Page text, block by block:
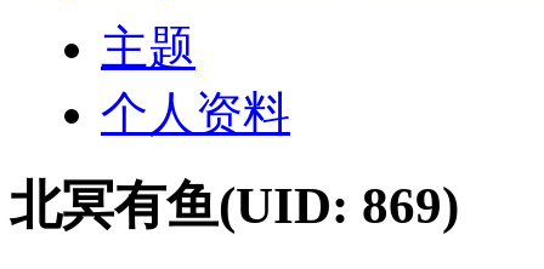
主题
个人资料
北冥有鱼(UID: 869)